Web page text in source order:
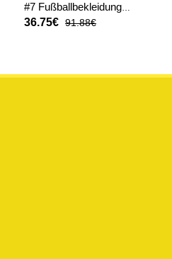
#7 Fußballbekleidung
Auswärtstrikot Kinder WM
36.75€ 91.88€